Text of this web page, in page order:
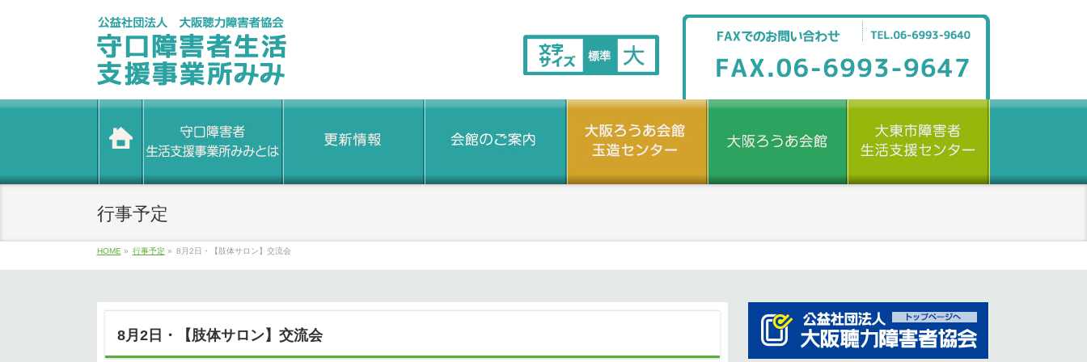
行事予定
HOME » 行事予定 » 8月2日・【肢体サロン】交流会
8月2日・【肢体サロン】交流会